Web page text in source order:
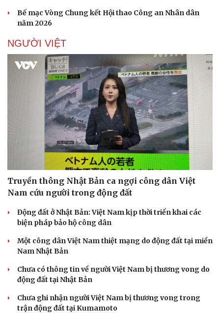
Tin nóng
Tư vấn luật
Quân sự - Quốc phòng
Vũ khí
Việt Nam
Phân tích
Bế mạc Vòng Chung kết Hội thao Công an Nhân dân
năm 2026
NGƯỜI VIỆT
Truyền thông Nhật Bản ca ngợi công dân Việt
Nam cứu người trong động đất
Động đất ở Nhật Bản: Việt Nam kịp thời triển khai các
biện pháp bảo hộ công dân
Một công dân Việt Nam thiệt mạng do động đất tại miền
Nam Nhật Bản
Chưa có thông tin về người Việt Nam bị thương vong do
động đất tại Nhật Bản
Chưa ghi nhận người Việt Nam bị thương vong trong
trận động đất tại Kumamoto